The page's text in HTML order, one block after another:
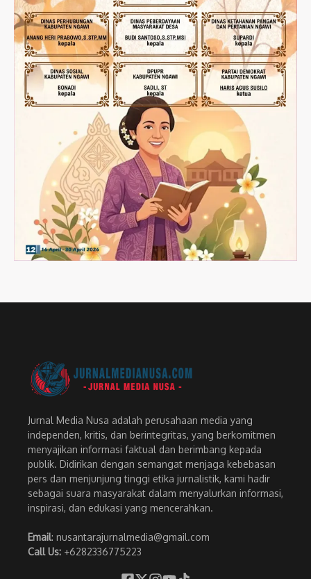
Jurnal Media Nusa adalah perusahaan media yang
independen, kritis, dan berintegritas, yang berkomitmen
menyajikan informasi faktual dan berimbang kepada
publik. Didirikan dengan semangat menjaga kebebasan
pers dan menjunjung tinggi etika jurnalistik, kami hadir
sebagai suara masyarakat dalam menyalurkan informasi,
inspirasi, dan edukasi yang mencerahkan.
Email: nusantarajurnalmedia@gmail.com
Call Us: +6282336775223